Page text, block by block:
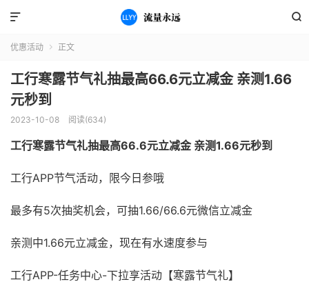


优惠活动  正文
工行寒露节气礼抽最高66.6元立减金 亲测1.66
元秒到
2023-10-08 阅读(634)
工行寒露节气礼抽最高66.6元立减金 亲测1.66元秒到
工行APP节气活动，限今日参哦
最多有5次抽奖机会，可抽1.66/66.6元微信立减金
亲测中1.66元立减金，现在有水速度参与
工行APP-任务中心-下拉享活动【寒露节气礼】